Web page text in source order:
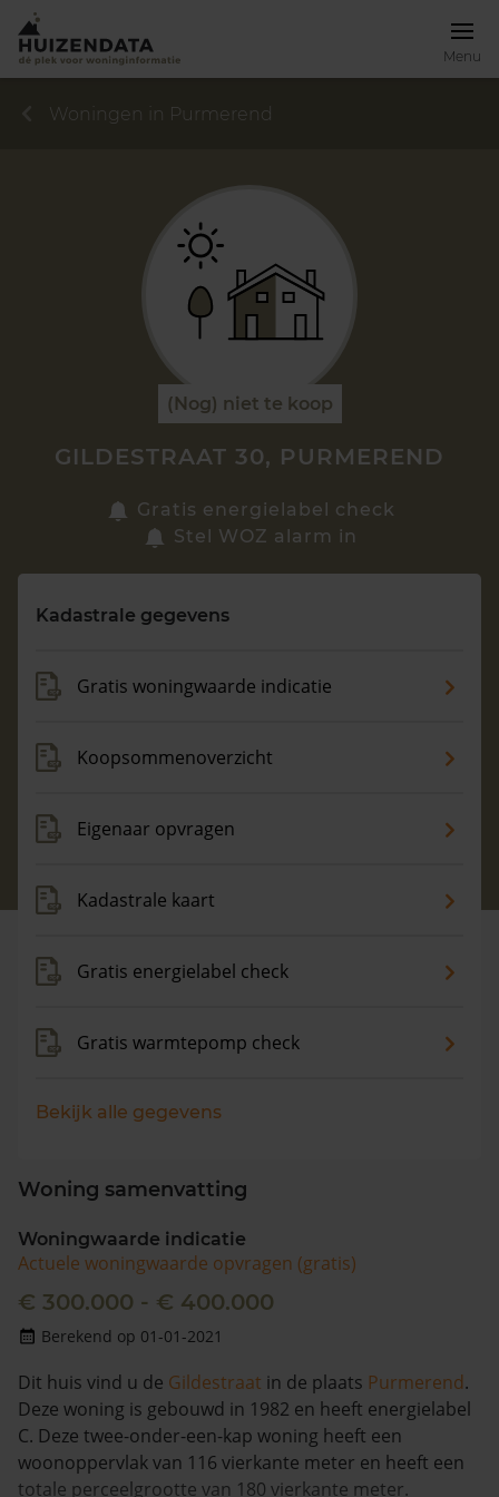
Menu
Zoek een woning
Maandag t/m vrijdag - 08:00 -18:00
Woningen in Purmerend
(Nog) niet te koop
GILDESTRAAT 30, PURMEREND
Gratis energielabel check
Stel WOZ alarm in
Kadastrale gegevens
Gratis woningwaarde indicatie
Koopsommenoverzicht
Eigenaar opvragen
Kadastrale kaart
Gratis energielabel check
Gratis warmtepomp check
Bekijk alle gegevens
Woning samenvatting
Woningwaarde indicatie
Actuele woningwaarde opvragen (gratis)
€ 300.000 - € 400.000
Berekend op 01-01-2021
Dit huis vind u de Gildestraat in de plaats Purmerend.
Deze woning is gebouwd in 1982 en heeft energielabel
C. Deze twee-onder-een-kap woning heeft een
woonoppervlak van 116 vierkante meter en heeft een
totale perceelgrootte van 180 vierkante meter.